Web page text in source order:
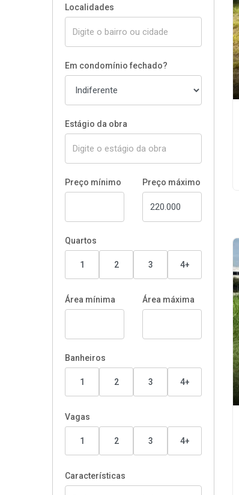
Localidades
Em condomínio fechado?
Estágio da obra
Preço mínimo Preço máximo
Quartos
1 2 3 4+
Área mínima Área máxima
Banheiros
1 2 3 4+
Vagas
1 2 3 4+
Características